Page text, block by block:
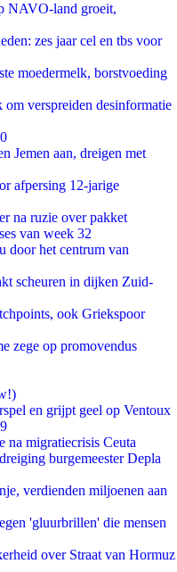
NAVO-land groeit,
zes jaar cel en tbs voor
moedermelk, borstvoeding
verspreiden desinformatie
Jemen aan, dreigen met
afpersing 12-jarige
na ruzie over pakket
van week 32
door het centrum van
scheuren in dijken Zuid-
ook Griekspoor
zege op promovendus
en grijpt geel op Ventoux
na migratiecrisis Ceuta
burgemeester Depla
verdienden miljoenen aan
'gluurbrillen' die mensen
over Straat van Hormuz